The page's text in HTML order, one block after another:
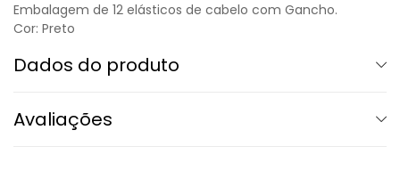
Embalagem de 12 elásticos de cabelo com Gancho.
Cor: Preto
Dados do produto
Avaliações